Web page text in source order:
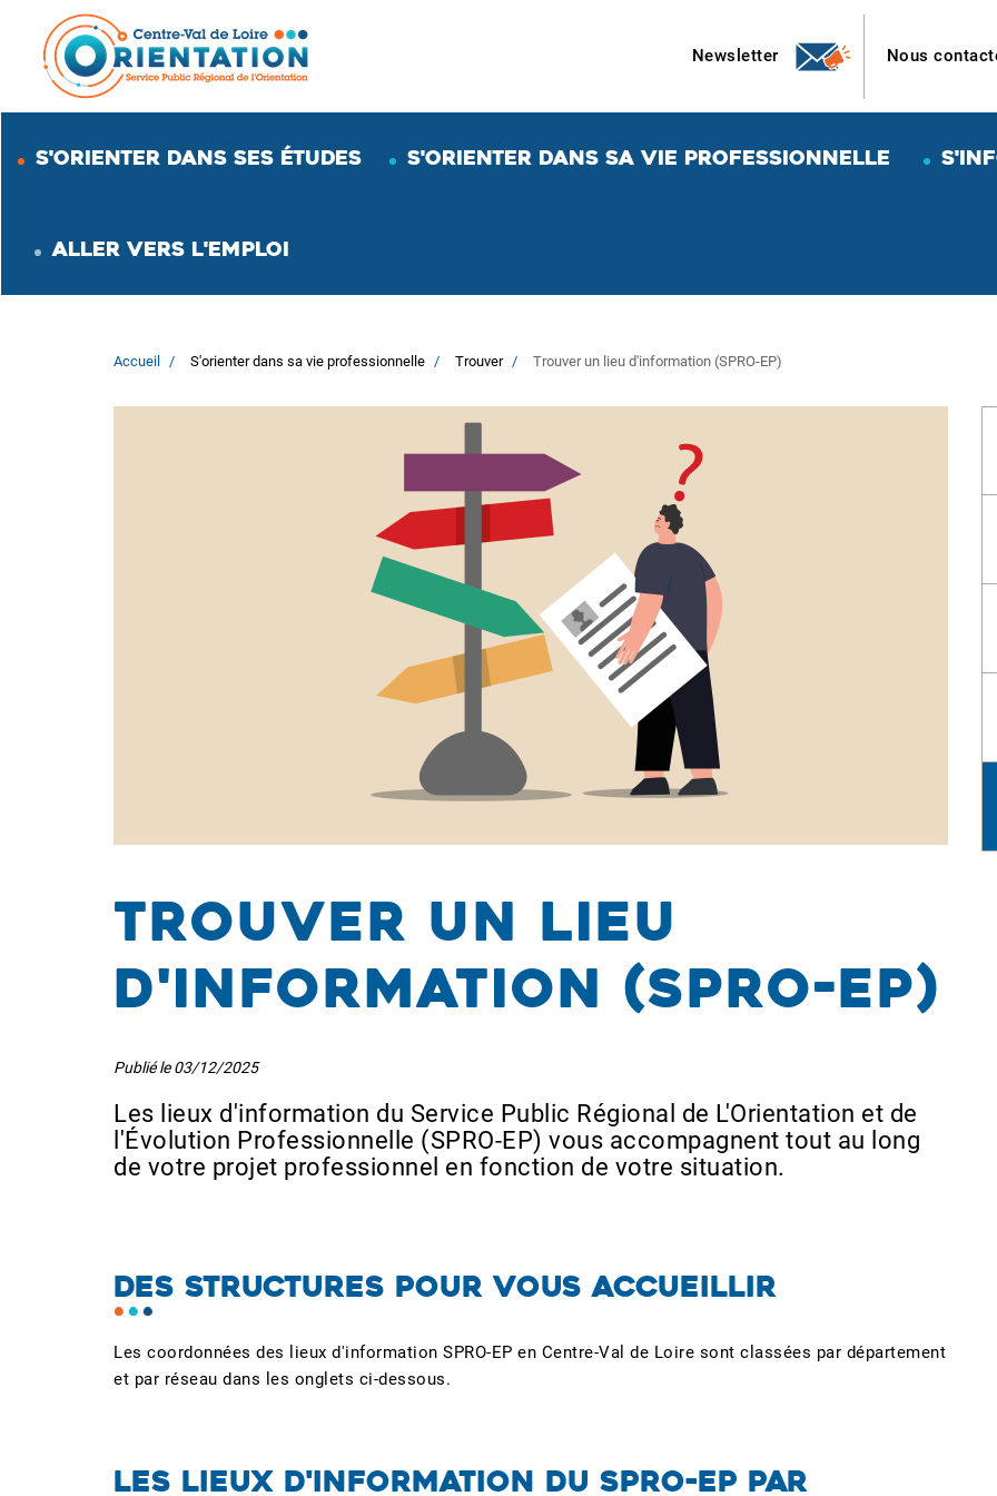
contenu
principal
Newsletter Nous
S'ORIENTER DANS SES ÉTUDES S'ORIENTER DANS SA VIE PROFESSIONNELLE
ALLER VERS L'EMPLOI
Accueil S'orienter dans sa vie professionnelle Trouver Trouver un lieu d'information (SPRO-EP)
Trouver un lieu
d'information (SPRO-EP)
Publié le03/12/2025
Les lieux d'information du Service Public Régional de L'Orientation et de
l'Évolution Professionnelle (SPRO-EP) vous accompagnent tout au long
de votre projet professionnel en fonction de votre situation.
DES STRUCTURES POUR VOUS ACCUEILLIR
Les coordonnées des lieux d'information SPRO-EP en Centre-Val de Loire sont classées par département
et par réseau dans les onglets ci-dessous.
LES LIEUX D'INFORMATION DU SPRO-EP PAR